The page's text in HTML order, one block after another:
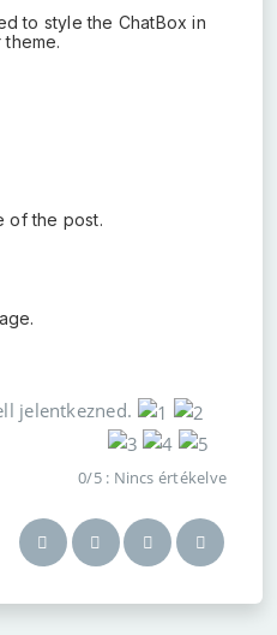
to style the ChatBox in
of the post.
jelentkezned.
0/5 : Nincs értékelve